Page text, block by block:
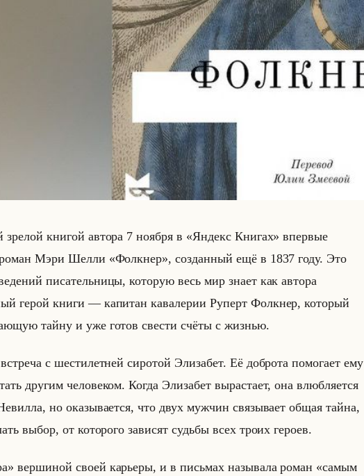
зре­лой кни­гой ав­то­ра 7 но­яб­ря в «Яндекс Книгах» впер­вые
Мэри Шелли «Фолкнер», со­здан­ный ещё в 1837 году. Это
пи­са­тельни­цы, ко­то­рую весь мир знает как ав­то­ра
герой книги — ка­пи­тан ка­ва­ле­рии Ру­перт Фолк­нер, ко­то­рый
тайну и уже готов све­сти счёты с жиз­нью.
с ше­сти­лет­ней си­ро­той Эли­за­бет. Её доб­ро­та по­мо­га­ет ему
дру­гим че­ло­ве­ком. Когда Эли­за­бет вы­рас­та­ет, она влюб­ля­ет­ся
но ока­зы­ва­ет­ся, что двух муж­чин свя­зы­ва­ет общая тайна,
выбор, от ко­то­ро­го за­ви­сят судьбы всех троих ге­ро­ев.
вер­ши­ной своей ка­рье­ры, и в письмах на­зы­ва­ла роман «самым